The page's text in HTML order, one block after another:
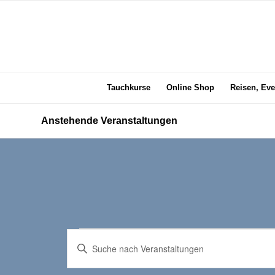
Tauchkurse Online Shop Reisen,
Anstehende Veranstaltungen
Veranstaltungen
Suche
Bitte
Schlüsselwort
eingeben.